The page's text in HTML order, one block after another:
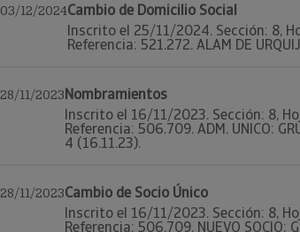
03/12/2024Cambio de Domicilio Social
Inscrito el 25/11/2024. Sección: 8,
Referencia: 521.272. ALAM DE
28/11/2023Nombramientos
Inscrito el 16/11/2023. Sección: 8,
Referencia: 506.709. ADM. UNICO:
4 (16.11.23).
28/11/2023Cambio de Socio Único
Inscrito el 16/11/2023. Sección: 8,
Referencia: 506.709. NUEVO SOCIO: